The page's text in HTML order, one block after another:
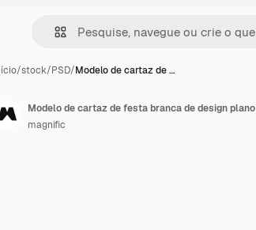
/stock/PSD/Modelo de cartaz de …
Modelo de cartaz de festa branca de design plano
magnific